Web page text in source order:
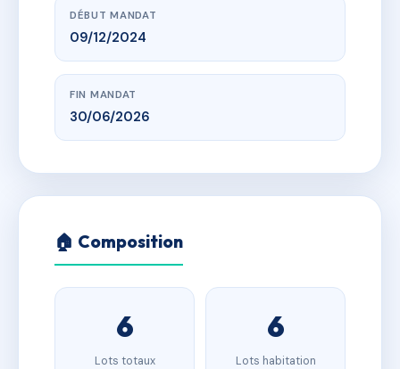
DÉBUT MANDAT
09/12/2024
FIN MANDAT
30/06/2026
🏠 Composition
6
Lots totaux
6
Lots habitation